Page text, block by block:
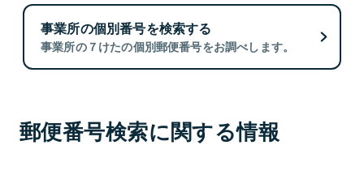
事業所の個別番号を検索する
事業所の７けたの個別郵便番号をお調べします。
郵便番号検索に関する情報